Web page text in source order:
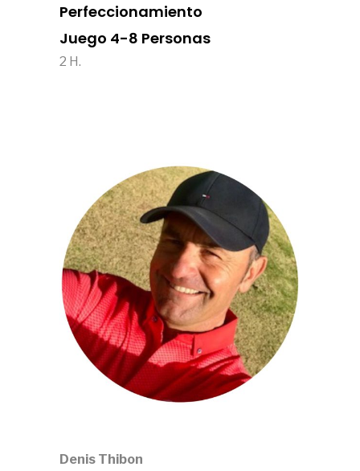
Perfeccionamiento
Juego 4-8 Personas
2 H.
Denis Thibon